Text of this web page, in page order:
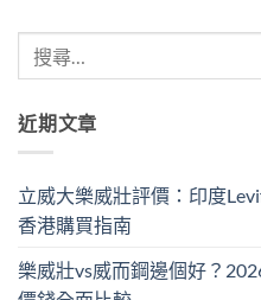
近期文章
立威大樂威壯評價：印度
香港購買指南
樂威壯vs威而鋼邊個好？